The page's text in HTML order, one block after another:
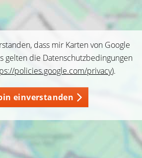
dass mir Karten von Google
gelten die Datenschutzbedingungen
policies.google.com/privacy).
einverstanden